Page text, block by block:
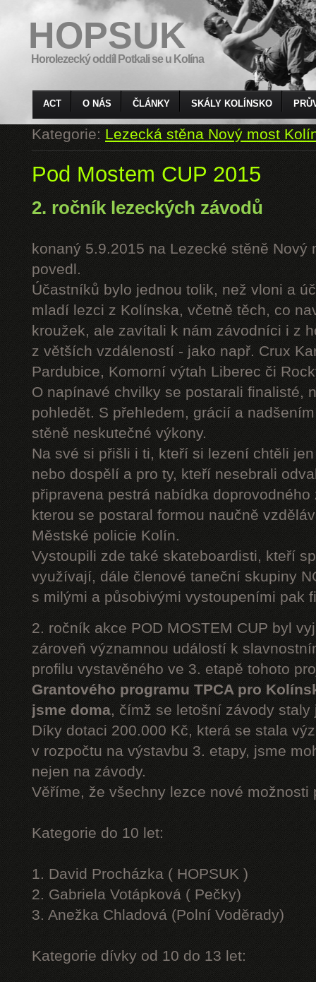
HOPSUK
Horolezecký oddíl Potkali se u Kolína
ACT O NÁS ČLÁNKY SKÁLY KOLÍNSKO
Kategorie:Lezecká stěna Nový most
Pod Mostem CUP 2015
2. ročník lezeckých závodů
konaný 5.9.2015 na Lezecké stěně Nový
povedl.
Účastníků bylo jednou tolik, než vloni a
mladí lezci z Kolínska, včetně těch, co
kroužek, ale zavítali k nám závodníci i z
z větších vzdáleností - jako např. Crux
Pardubice, Komorní výtah Liberec či
O napínavé chvilky se postarali finalisté,
pohledět. S přehledem, grácií a
stěně neskutečné výkony.
Na své si přišli i ti, kteří si lezení chtěli
nebo dospělí a pro ty, kteří nesebrali
připravena pestrá nabídka
kterou se postaral formou naučně
Městské policie Kolín.
Vystoupili zde také skateboardisti, kteří
využívají, dále členové taneční skupiny
s milými a působivými vystoupeními pak
2. ročník akce POD MOSTEM CUP byl
zároveň významnou událostí k
profilu vystavěného ve 3. etapě tohoto
Grantového programu TPCA pro
jsme doma, čímž se letošní závody
Díky dotaci 200.000 Kč, která se stala
v rozpočtu na výstavbu 3. etapy, jsme
nejen na závody.
Věříme, že všechny lezce nové možnosti
Kategorie do 10 let:
1. David Procházka ( HOPSUK )
2. Gabriela Votápková ( Pečky)
3. Anežka Chladová (Polní Voděrady)
Kategorie dívky od 10 do 13 let: